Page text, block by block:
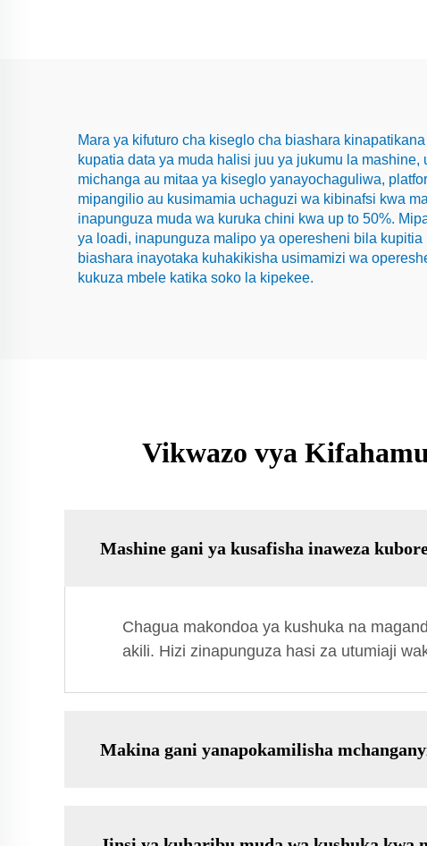
Mara ya kifuturo cha kiseglo cha biashara
kupatia data ya muda halisi juu ya jukumu la
michanga au mitaa ya kiseglo yanayochaguliwa,
mipangilio au kusimamia uchaguzi wa kibinafsi kwa
inapunguza muda wa kuruka chini kwa up to 50%.
ya loadi, inapunguza malipo ya operesheni bila
biashara inayotaka kuhakikisha usimamizi wa
kukuza mbele katika soko la kipekee.
Vikwazo vya
Mashine gani ya kusafisha inaweza
Chagua makondoa ya kushuka na
akili. Hizi zinapunguza hasi za utumiaji
Makina gani yanapokamilisha